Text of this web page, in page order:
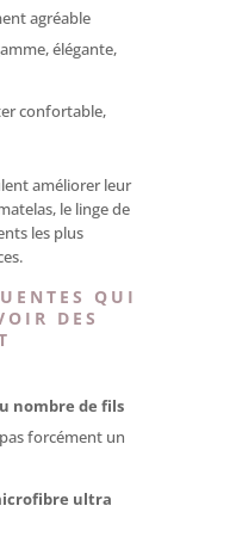
agréable
élégante,
confortable,
améliorer leur
le linge de
les plus
QUI
DES
nombre de fils
forcément un
ultra